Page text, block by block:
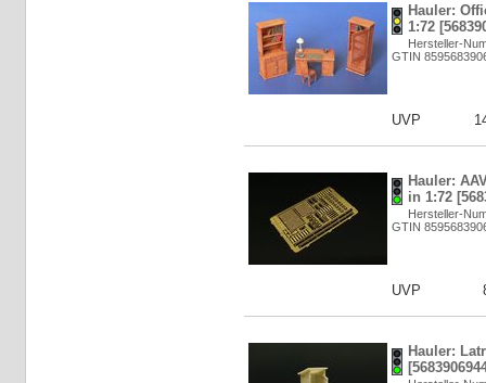
Hauler:
1:72
Hersteller-
GTIN
UVP
Hauler:
in 1:72
Hersteller-
GTIN
UVP
Hauler: